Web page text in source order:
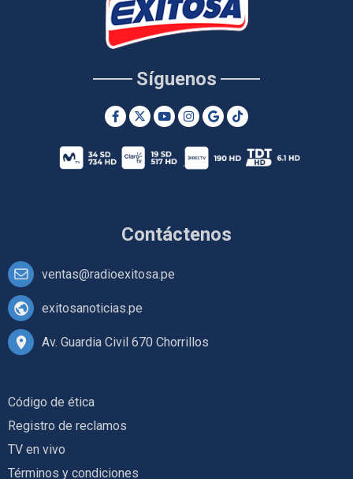
Contáctenos
ventas@radioexitosa.pe
exitosanoticias.pe
Av. Guardia Civil 670 Chorrillos
Síguenos
Código de ética
Registro de reclamos
TV en vivo
Términos y condiciones